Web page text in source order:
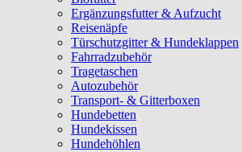
Ergänzungsfutter & Aufzucht
Reisenäpfe
Türschutzgitter & Hundeklappen
Fahrradzubehör
Tragetaschen
Autozubehör
Transport- & Gitterboxen
Hundebetten
Hundekissen
Hundehöhlen